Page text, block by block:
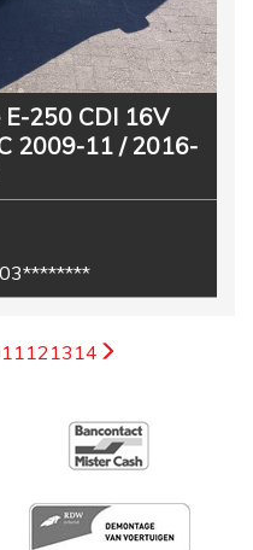
E-250 CDI 16V
2009-11 / 2016-
1112 13 14